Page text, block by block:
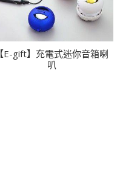
【E-gift】充電式迷你音箱喇
叭